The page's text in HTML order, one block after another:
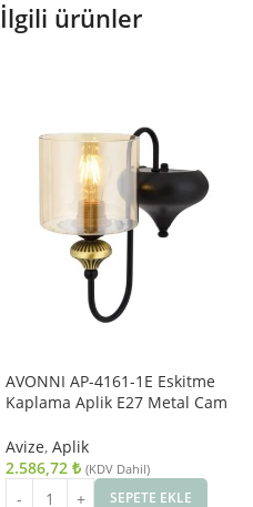
İlgili ürünler
AVONNI AP-4161-1E Eskitme
Kaplama Aplik E27 Metal Cam
Avize, Aplik
2.586,72 ₺ (KDV Dahil)
SEPETE EKLE